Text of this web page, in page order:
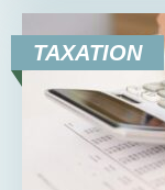
TAXATION